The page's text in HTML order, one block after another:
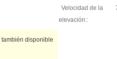
Velocidad de la
elevación::
también disponible